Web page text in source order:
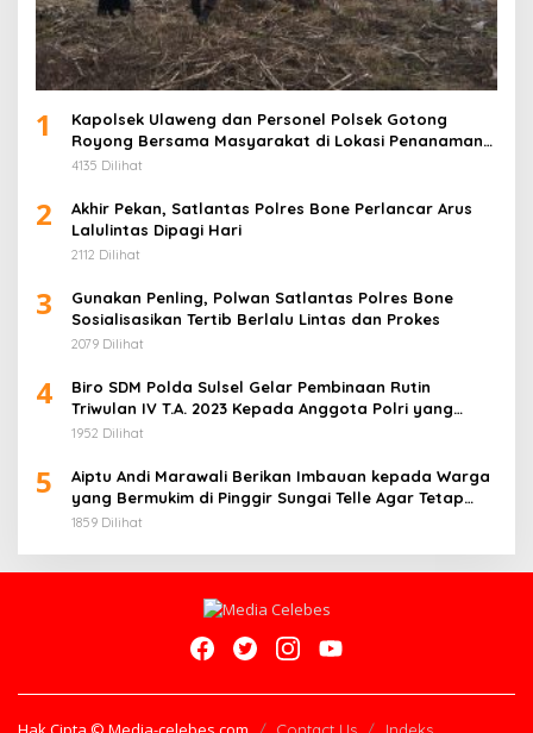
1
Kapolsek Ulaweng dan Personel Polsek Gotong
Royong Bersama Masyarakat di Lokasi Penanaman
Jagung
4135 Dilihat
2
Akhir Pekan, Satlantas Polres Bone Perlancar Arus
Lalulintas Dipagi Hari
2112 Dilihat
3
Gunakan Penling, Polwan Satlantas Polres Bone
Sosialisasikan Tertib Berlalu Lintas dan Prokes
2079 Dilihat
4
Biro SDM Polda Sulsel Gelar Pembinaan Rutin
Triwulan IV T.A. 2023 Kepada Anggota Polri yang
Bertugas pada Instansi/Unit Kerja
1952 Dilihat
5
Aiptu Andi Marawali Berikan Imbauan kepada Warga
yang Bermukim di Pinggir Sungai Telle Agar Tetap
Waspada
1859 Dilihat